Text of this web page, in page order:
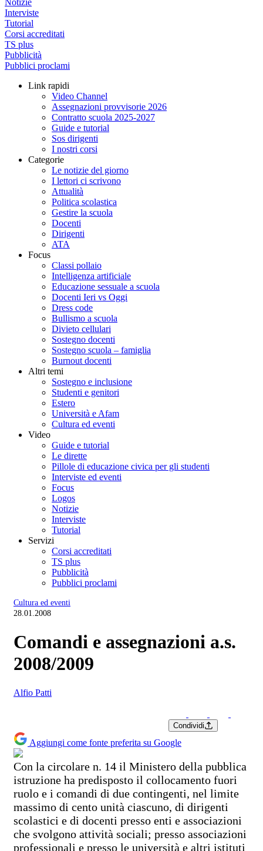
Notizie
Interviste
Tutorial
Corsi accreditati
TS plus
Pubblicità
Pubblici proclami
Link rapidi
Video Channel
Assegnazioni provvisorie 2026
Contratto scuola 2025-2027
Guide e tutorial
Sos dirigenti
I nostri corsi
Categorie
Le notizie del giorno
I lettori ci scrivono
Attualità
Politica scolastica
Gestire la scuola
Docenti
Dirigenti
ATA
Focus
Classi pollaio
Intelligenza artificiale
Educazione sessuale a scuola
Docenti Ieri vs Oggi
Dress code
Bullismo a scuola
Divieto cellulari
Sostegno docenti
Sostegno scuola – famiglia
Burnout docenti
Altri temi
Sostegno e inclusione
Studenti e genitori
Estero
Università e Afam
Cultura ed eventi
Video
Guide e tutorial
Le dirette
Pillole di educazione civica per gli studenti
Interviste ed eventi
Focus
Logos
Notizie
Interviste
Tutorial
Servizi
Corsi accreditati
TS plus
Pubblicità
Pubblici proclami
Cultura ed eventi
28.01.2008
Comandi e assegnazioni a.s.
2008/2009
Alfio Patti
Condividi
Aggiungi come fonte preferita su Google
Con la circolare n. 14 il Ministero della pubblica
istruzione ha predisposto il collocamento fuori
ruolo e i comandi di due contingenti, nel limite
massimo di cento unità ciascuno, di dirigenti
scolastici e di docenti presso enti e associazioni
che svolgono attività sociali; presso associazioni
professionali e presso le università e altri istituti